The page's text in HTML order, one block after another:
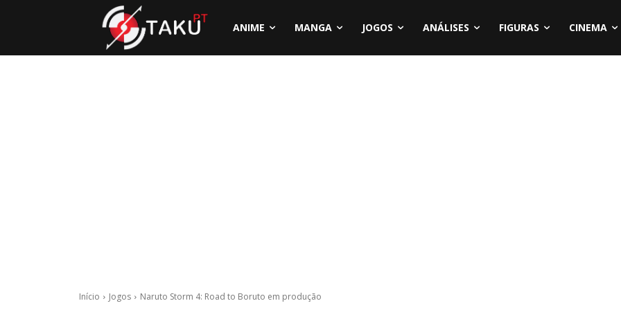
ANIME MANGA JOGOS ANÁLISES FIGURAS CINEMA
Início Jogos Naruto Storm 4: Road to Boruto em produção